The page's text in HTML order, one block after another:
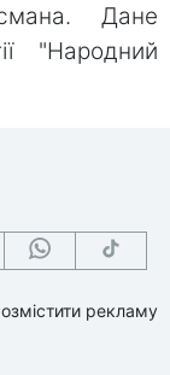
Дане
"Народний
рекламу